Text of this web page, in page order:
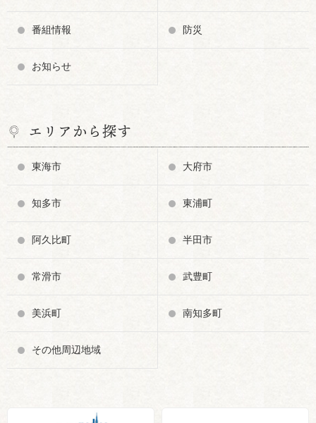
番組情報 防災
お知らせ
エリアから探す
東海市 大府市
知多市 東浦町
阿久比町 半田市
常滑市 武豊町
美浜町 南知多町
その他周辺地域